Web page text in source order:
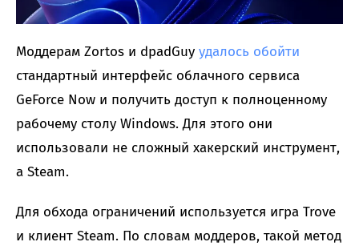
Моддерам Zortos и dpadGuy удалось обойти
стандартный интерфейс облачного сервиса
GeForce Now и получить доступ к полноценному
рабочему столу Windows. Для этого они
использовали не сложный хакерский инструмент,
а Steam.
Для обхода ограничений используется игра Trove
и клиент Steam. По словам моддеров, такой метод